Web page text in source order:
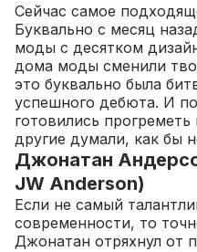
Сейчас самое
Буквально с месяц
моды с десятком
дома моды сменили
это буквально была
успешного дебюта. И
готовились
другие думали, как бы
Джонатан
JW Anderson)
Если не самый
современности, то
Джонатан отряхнул от